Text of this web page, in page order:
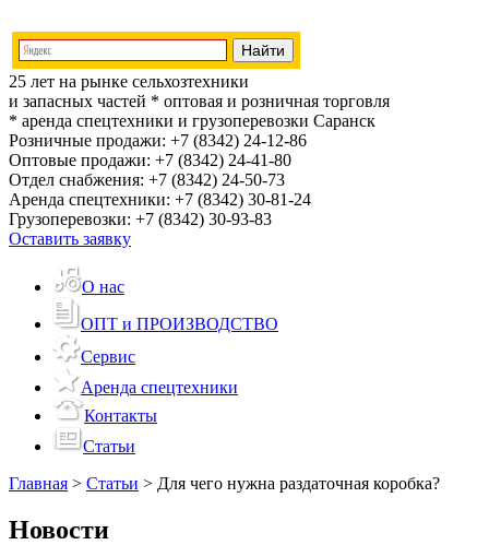
25 лет на рынке сельхозтехники
и запасных частей * оптовая и розничная торговля
* аренда спецтехники и грузоперевозки Саранск
Розничные продажи: +7 (8342) 24-12-86
Оптовые продажи: +7 (8342) 24-41-80
Отдел снабжения: +7 (8342) 24-50-73
Аренда спецтехники: +7 (8342) 30-81-24
Грузоперевозки: +7 (8342) 30-93-83
Оставить заявку
О нас
ОПТ и ПРОИЗВОДСТВО
Сервис
Аренда спецтехники
Контакты
Статьи
Главная > Статьи > Для чего нужна раздаточная коробка?
Новости